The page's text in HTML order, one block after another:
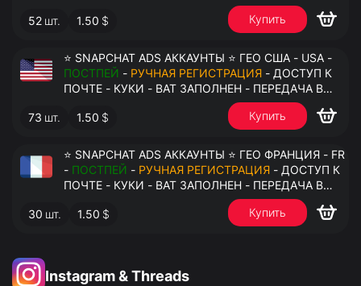
52 шт. 1.50 $ Купить
⭐ SNAPCHAT ADS АККАУНТЫ ⭐ ГЕО США - USA -
ПОСТПЕЙ - РУЧНАЯ РЕГИСТРАЦИЯ - ДОСТУП К
ПОЧТЕ - КУКИ - ВАТ ЗАПОЛНЕН - ПЕРЕДАЧА В
73 шт. 1.50 $ Купить
⭐ SNAPCHAT ADS АККАУНТЫ ⭐ ГЕО ФРАНЦИЯ - FR
- ПОСТПЕЙ - РУЧНАЯ РЕГИСТРАЦИЯ - ДОСТУП К
ПОЧТЕ - КУКИ - ВАТ ЗАПОЛНЕН - ПЕРЕДАЧА В
30 шт. 1.50 $ Купить
Instagram & Threads